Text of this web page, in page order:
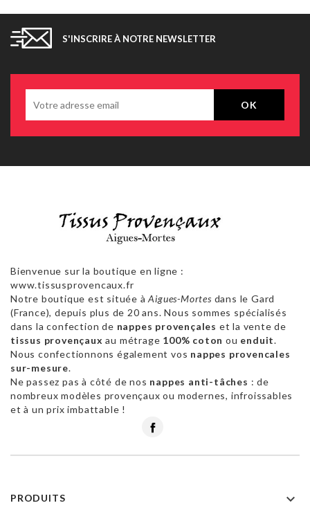
S'INSCRIRE À NOTRE NEWSLETTER
Bienvenue sur la boutique en ligne :
www.tissusprovencaux.fr
Notre boutique est située àAigues-Mortes dans le Gard
(France), depuis plus de 20 ans. Nous sommes spécialisés
dans la confection de nappes provençales et la vente de
tissus provençaux au métrage 100% coton ou enduit.
Nous confectionnons également vos nappes provencales
sur-mesure.
Ne passez pas à côté de nos nappes anti-tâches : de
nombreux modèles provençaux ou modernes, infroissables
et à un prix imbattable !
PRODUITS 